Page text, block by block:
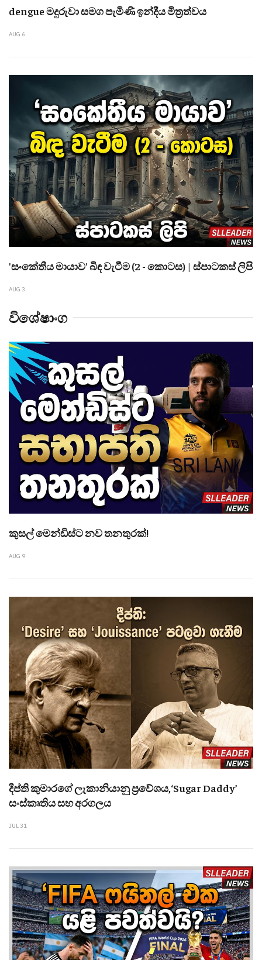
dengue මදුරුවා සමග පැමිණි ඉන්දීය මිත්‍රත්වය
AUG 6
'සංකේතීය මායාව' බිඳ වැටීම (2 - කොටස) | ස්පාටකස් ලිපි
AUG 3
විශේෂාංග
කුසල් මෙන්ඩිස්ට නව තනතුරක්!
AUG 9
දීප්ති කුමාරගේ ලැකානියානු ප්‍රවේශය,‘Sugar Daddy’
සංස්කෘතිය සහ අරගලය
JUL 31